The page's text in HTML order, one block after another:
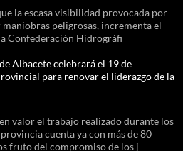
la escasa visibilidad provocada por
peligrosas, incrementa el
Confederación Hidrográfi
Albacete celebrará el 19 de
para renovar el liderazgo de la
valor el trabajo realizado durante los
cuenta ya con más de 80
fruto del compromiso de los j